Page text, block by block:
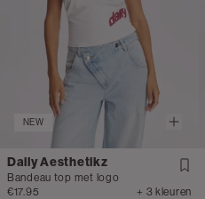
NEW
Daily Aesthetikz
Bandeau top met logo
€17.95
+ 3 kleuren